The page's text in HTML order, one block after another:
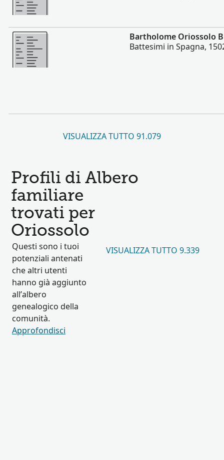
Altro
Bartholome Oriossolo
Battesimi in Spagna,
VISUALIZZA TUTTO 91.079
Profili di Albero
familiare
trovati per
Oriossolo
Questi sono i tuoi
potenziali antenati
che altri utenti
hanno già aggiunto
all’albero
genealogico della
comunità.
Approfondisci
VISUALIZZA TUTTO 9.339